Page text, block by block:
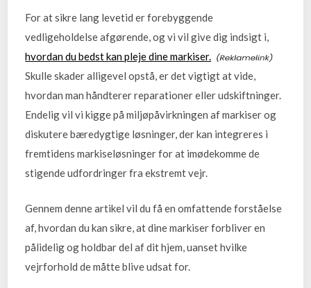
For at sikre lang levetid er forebyggende
vedligeholdelse afgørende, og vi vil give dig indsigt i,
hvordan du bedst kan pleje dine markiser.
Skulle skader alligevel opstå, er det vigtigt at vide,
hvordan man håndterer reparationer eller udskiftninger.
Endelig vil vi kigge på miljøpåvirkningen af markiser og
diskutere bæredygtige løsninger, der kan integreres i
fremtidens markiseløsninger for at imødekomme de
stigende udfordringer fra ekstremt vejr.
Gennem denne artikel vil du få en omfattende forståelse
af, hvordan du kan sikre, at dine markiser forbliver en
pålidelig og holdbar del af dit hjem, uanset hvilke
vejrforhold de måtte blive udsat for.